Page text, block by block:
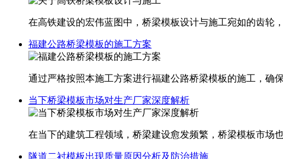
在高铁建设的宏伟蓝图中，桥梁模板设计与施工宛如的齿轮
福建公路桥梁模板的施工方案
通过严格按照本施工方案进行福建​公路桥梁模板的施工，确
当下桥梁模板市场对生产厂家深度解析
在当下的建筑工程领域，桥梁建设愈发频繁，桥梁模板市场
隧道二衬模板出现质量原因分析及防治措施